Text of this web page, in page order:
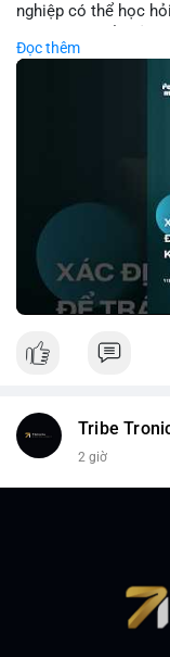
nghiệp có thể học
trình. Trong lĩnh vực
thất bại giúp quản
Điều này đặc biệt
doanh mới hoặc
🎥 Xem video trực
Nguồn:
Đọc thêm
Tribe
2 giờ